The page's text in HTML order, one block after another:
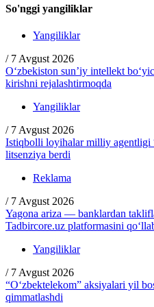
So'nggi yangiliklar
Yangiliklar
/ 7 Avgust 2026
O‘zbekiston sun’iy intellekt
kirishni rejalashtirmoqda
Yangiliklar
/ 7 Avgust 2026
Istiqbolli loyihalar milliy agentligi
litsenziya berdi
Reklama
/ 7 Avgust 2026
Yagona ariza — banklardan
Tadbircore.uz platformasini
Yangiliklar
/ 7 Avgust 2026
“O‘zbektelekom” aksiyalari yil
qimmatlashdi